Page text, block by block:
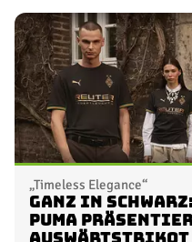
„Timeless Elegance“
Ganz in
PUMA
Auswärtstrikot